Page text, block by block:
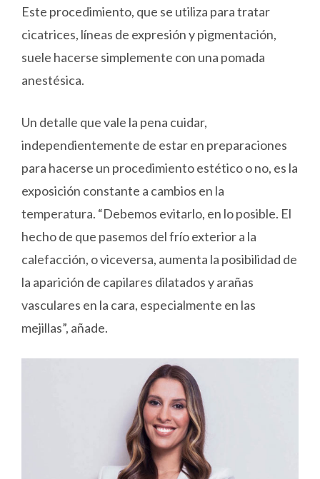
Este procedimiento, que se utiliza para tratar
cicatrices, líneas de expresión y pigmentación,
suele hacerse simplemente con una pomada
anestésica.
Un detalle que vale la pena cuidar,
independientemente de estar en preparaciones
para hacerse un procedimiento estético o no, es la
exposición constante a cambios en la
temperatura. “Debemos evitarlo, en lo posible. El
hecho de que pasemos del frío exterior a la
calefacción, o viceversa, aumenta la posibilidad de
la aparición de capilares dilatados y arañas
vasculares en la cara, especialmente en las
mejillas”, añade.